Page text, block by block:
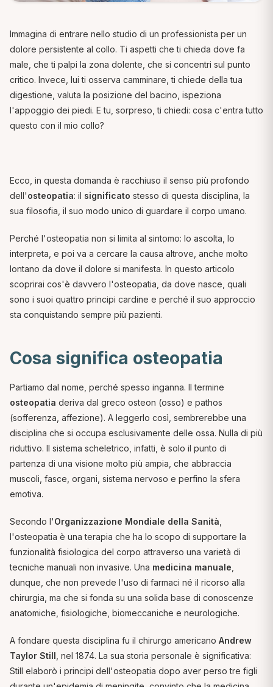
Immagina di entrare nello studio di un professionista per un
dolore persistente al collo. Ti aspetti che ti chieda dove fa
male, che ti palpi la zona dolente, che si concentri sul punto
critico. Invece, lui ti osserva camminare, ti chiede della tua
digestione, valuta la posizione del bacino, ispeziona
l'appoggio dei piedi. E tu, sorpreso, ti chiedi: cosa c'entra tutto
questo con il mio collo?
Ecco, in questa domanda è racchiuso il senso più profondo
dell'osteopatia: il significato stesso di questa disciplina, la
sua filosofia, il suo modo unico di guardare il corpo umano.
Perché l'osteopatia non si limita al sintomo: lo ascolta, lo
interpreta, e poi va a cercare la causa altrove, anche molto
lontano da dove il dolore si manifesta. In questo articolo
scoprirai cos'è davvero l'osteopatia, da dove nasce, quali
sono i suoi quattro principi cardine e perché il suo approccio
sta conquistando sempre più pazienti.
Cosa significa osteopatia
Partiamo dal nome, perché spesso inganna. Il termine
osteopatia deriva dal greco osteon (osso) e pathos
(sofferenza, affezione). A leggerlo così, sembrerebbe una
disciplina che si occupa esclusivamente delle ossa. Nulla di più
riduttivo. Il sistema scheletrico, infatti, è solo il punto di
partenza di una visione molto più ampia, che abbraccia
muscoli, fasce, organi, sistema nervoso e perfino la sfera
emotiva.
Secondo l'Organizzazione Mondiale della Sanità
l'osteopatia è una terapia che ha lo scopo di supportare la
funzionalità fisiologica del corpo attraverso una varietà di
tecniche manuali non invasive. Una medicina manuale
dunque, che non prevede l'uso di farmaci né il ricorso alla
chirurgia, ma che si fonda su una solida base di conoscenze
anatomiche, fisiologiche, biomeccaniche e neurologiche.
A fondare questa disciplina fu il chirurgo americano Andrew
Taylor Still , nel 1874. La sua storia personale è significativa:
Still elaborò i principi dell'osteopatia dopo aver perso tre figli